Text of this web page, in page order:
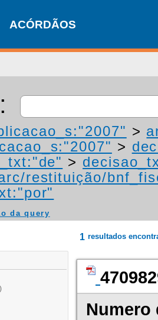
ACÓRDÃOS
>
>
>
restituição/
da query
1 resultados
Numero